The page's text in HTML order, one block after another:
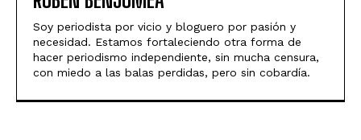
Soy periodista por vicio y bloguero por pasión y
necesidad. Estamos fortaleciendo otra forma de
hacer periodismo independiente, sin mucha censura,
con miedo a las balas perdidas, pero sin cobardía.